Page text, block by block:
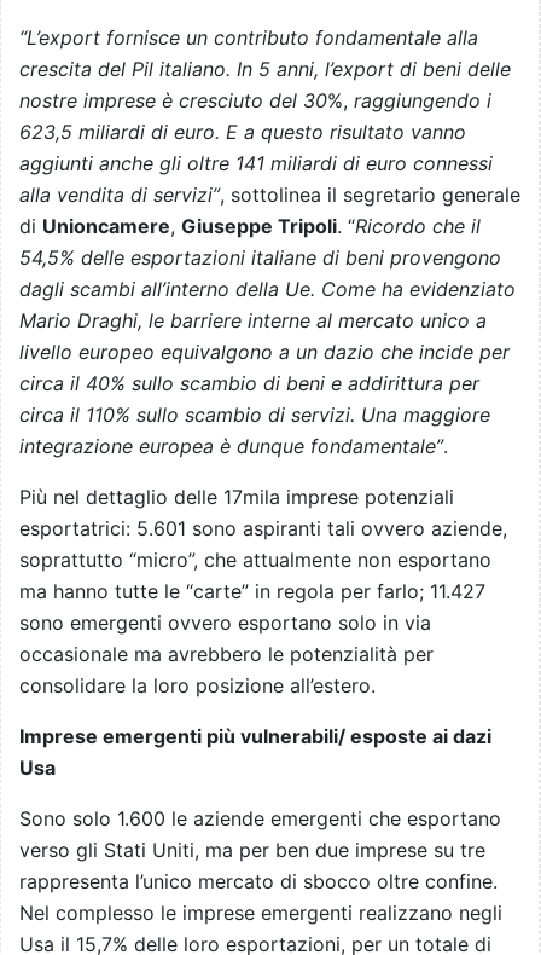
“L’export fornisce un contributo fondamentale alla
crescita del Pil italiano. In 5 anni, l’export di beni delle
nostre imprese è cresciuto del 30%, raggiungendo i
623,5 miliardi di euro. E a questo risultato vanno
aggiunti anche gli oltre 141 miliardi di euro connessi
alla vendita di servizi”, sottolinea il segretario generale
di Unioncamere, Giuseppe Tripoli. “Ricordo che il
54,5% delle esportazioni italiane di beni provengono
dagli scambi all’interno della Ue. Come ha evidenziato
Mario Draghi, le barriere interne al mercato unico a
livello europeo equivalgono a un dazio che incide per
circa il 40% sullo scambio di beni e addirittura per
circa il 110% sullo scambio di servizi. Una maggiore
integrazione europea è dunque fondamentale”.
Più nel dettaglio delle 17mila imprese potenziali
esportatrici: 5.601 sono aspiranti tali ovvero aziende,
soprattutto “micro”, che attualmente non esportano
ma hanno tutte le “carte” in regola per farlo; 11.427
sono emergenti ovvero esportano solo in via
occasionale ma avrebbero le potenzialità per
consolidare la loro posizione all’estero.
Imprese emergenti più vulnerabili/ esposte ai dazi
Usa
Sono solo 1.600 le aziende emergenti che esportano
verso gli Stati Uniti, ma per ben due imprese su tre
rappresenta l’unico mercato di sbocco oltre confine.
Nel complesso le imprese emergenti realizzano negli
Usa il 15,7% delle loro esportazioni, per un totale di